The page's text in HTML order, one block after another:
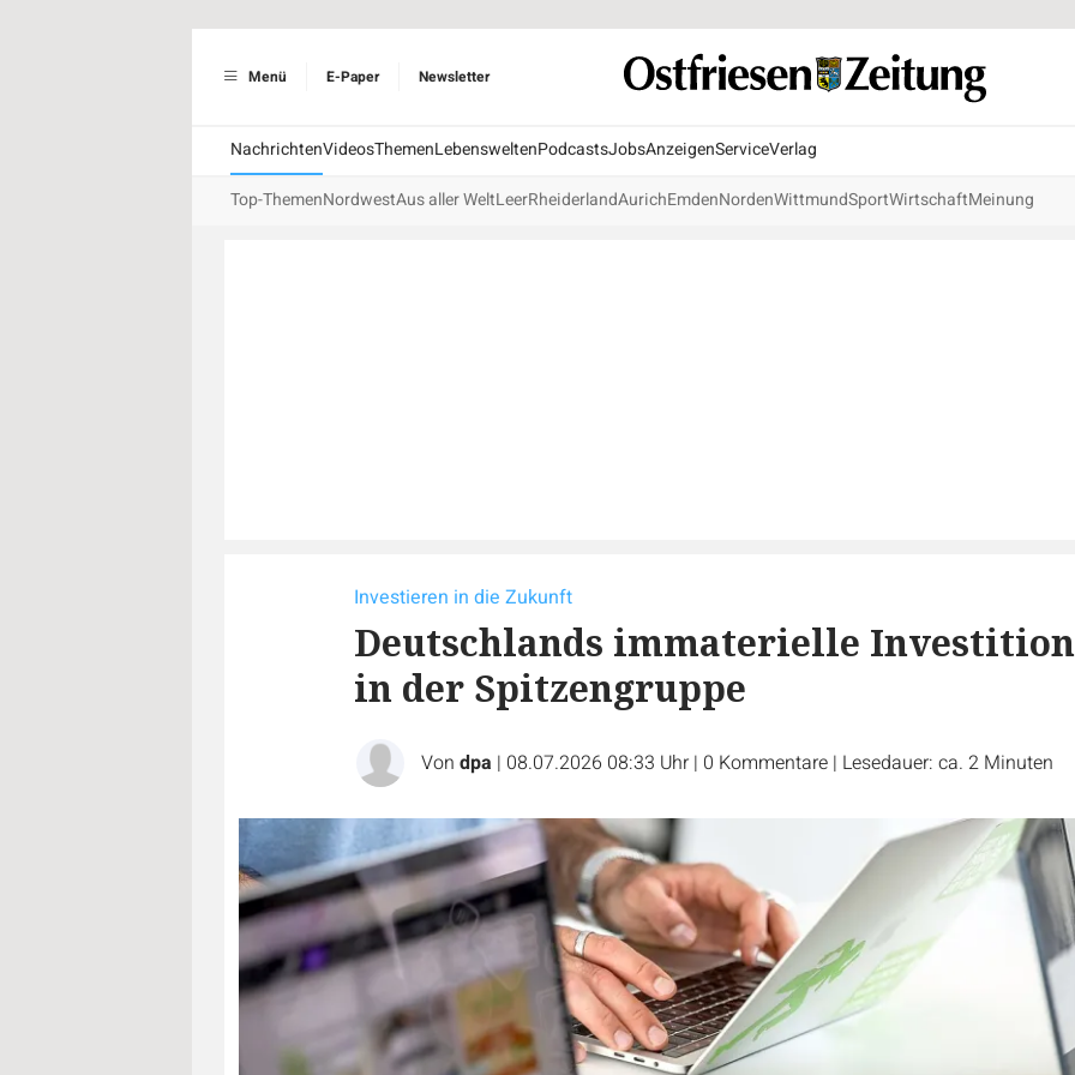
Menü E-Paper Newsletter
NachrichtenVideosThemenLebensweltenPodcastsJobsAnzeigenServiceVerlag
Top-ThemenNordwestAus aller WeltLeerRheiderlandAurichEmdenNordenWittmundSportWirtschaftMeinung
Investieren in die Zukunft
Deutschlands immaterielle
in der Spitzengruppe
Von dpa | 08.07.2026 08:33 Uhr | 0 Kommentare | Lesedauer: ca. 2 Minuten